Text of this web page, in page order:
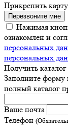
Прикрепить
Перезвоните мне
Нажимая
ознакомлен и
персональных
персональных
Получить каталог
Заполните форму
полный каталог
Ваше почта
Телефон